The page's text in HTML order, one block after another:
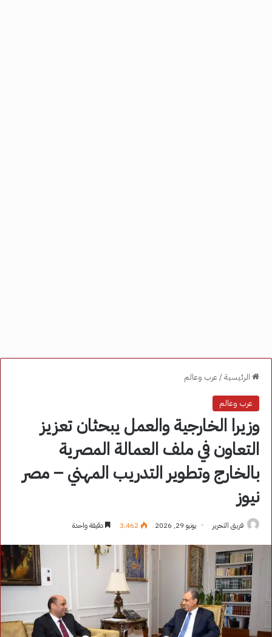
الرئيسية/عرب وعالم
عرب وعالم
وزيرا الخارجية والعمل يبحثان تعزيز
التعاون في ملف العمالة المصرية
بالخارج وتطوير التدريب المهني – مصر
نيوز
فريق التحرير يونيو 29, 2026 3٬462 دقيقة واحدة